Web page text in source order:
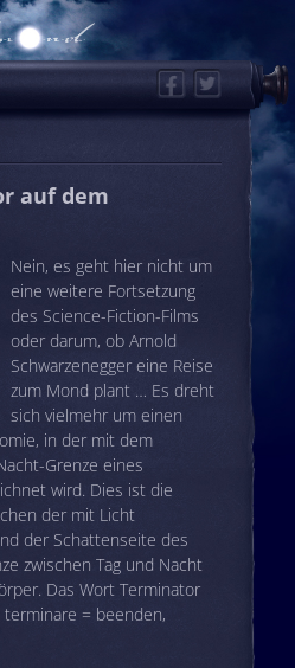
FacebookTwitter
Karten
auf dem
Nein, es geht hier nicht um
eine weitere Fortsetzung
des Science-Fiction-Films
oder darum, ob Arnold
Schwarzenegger eine Reise
zum Mond plant … Es dreht
sich vielmehr um einen
in der mit dem
Grenze eines
wird. Dies ist die
der mit Licht
der Schattenseite des
zwischen Tag und Nacht
Das Wort Terminator
= beenden,